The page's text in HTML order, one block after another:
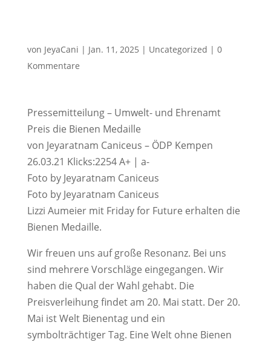
von JeyaCani | Jan. 11, 2025 | Uncategorized | 0
Kommentare
Pressemitteilung – Umwelt- und Ehrenamt
Preis die Bienen Medaille
von Jeyaratnam Caniceus – ÖDP Kempen
26.03.21 Klicks:2254 A+ | a-
Foto by Jeyaratnam Caniceus
Foto by Jeyaratnam Caniceus
Lizzi Aumeier mit Friday for Future erhalten die
Bienen Medaille.
Wir freuen uns auf große Resonanz. Bei uns
sind mehrere Vorschläge eingegangen. Wir
haben die Qual der Wahl gehabt. Die
Preisverleihung findet am 20. Mai statt. Der 20.
Mai ist Welt Bienentag und ein
symbolträchtiger Tag. Eine Welt ohne Bienen